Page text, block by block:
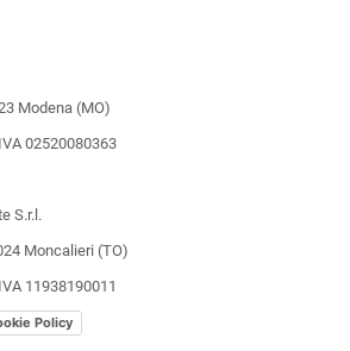
Modena (MO)
02520080363
S.r.l.
Moncalieri (TO)
11938190011
Policy